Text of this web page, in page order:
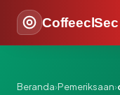
CoffeeclSec
Beranda›Pemeriksaan›